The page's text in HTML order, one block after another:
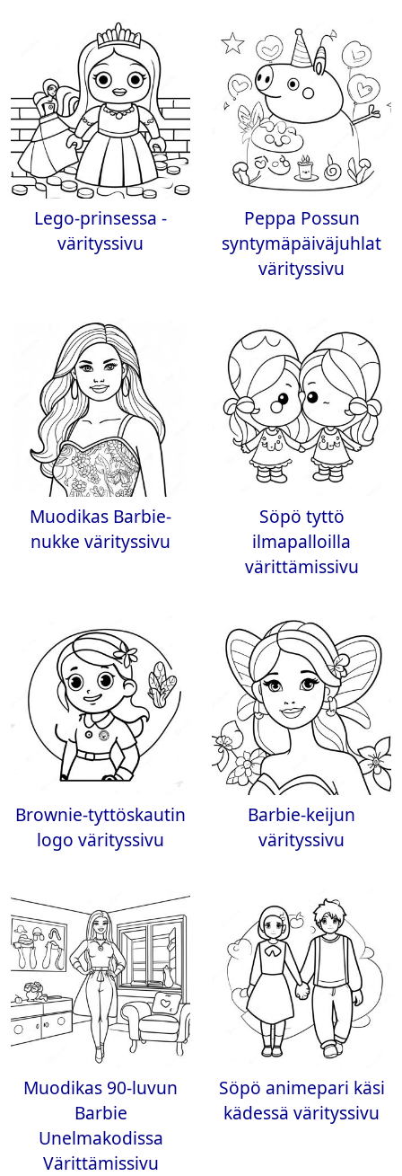
Lego-prinsessa -
värityssivu
Peppa Possun
syntymäpäiväjuhlat
värityssivu
Muodikas Barbie-
nukke värityssivu
Söpö tyttö
ilmapalloilla
värittämissivu
Brownie-tyttöskautin
logo värityssivu
Barbie-keijun
värityssivu
Muodikas 90-luvun
Barbie
Unelmakodissa
Värittämissivu
Söpö animepari käsi
kädessä värityssivu